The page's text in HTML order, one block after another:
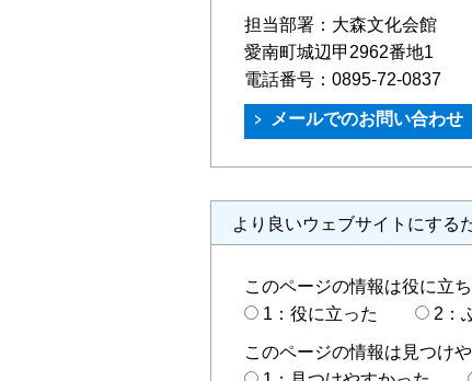
担当部署： 大森文化会館
愛南町城辺甲2962番地1
電話番号： 0895-72-0837
より良いウェブサイトにする
このページの情報は役に立
1：役に立った
2：
このページの情報は見つけ